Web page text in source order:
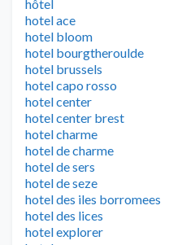
hôtel
hotel ace
hotel bloom
hotel bourgtheroulde
hotel brussels
hotel capo rosso
hotel center
hotel center brest
hotel charme
hotel de charme
hotel de sers
hotel de seze
hotel des iles borromees
hotel des lices
hotel explorer